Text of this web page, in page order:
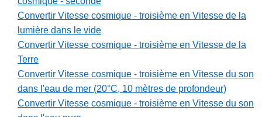
Convertir Vitesse cosmique - troisième en Vitesse de la
lumière dans le vide
Convertir Vitesse cosmique - troisième en Vitesse de la
Terre
Convertir Vitesse cosmique - troisième en Vitesse du son
dans l'eau de mer (20°C, 10 mètres de profondeur)
Convertir Vitesse cosmique - troisième en Vitesse du son